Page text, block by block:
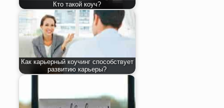
Кто такой коуч?
Как карьерный коучинг способствует
развитию карьеры?